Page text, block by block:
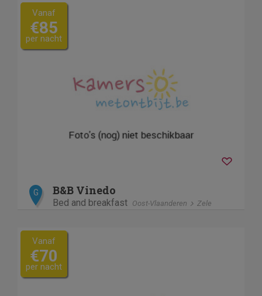
Vanaf
€85
per nacht
G B&B Vinedo
Bed and breakfast Oost-Vlaanderen Zele
Vanaf
€70
per nacht